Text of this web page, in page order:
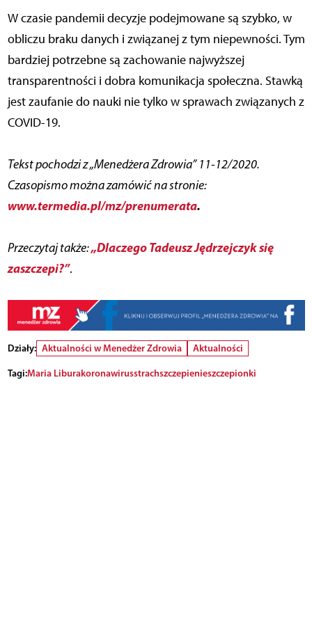
W czasie pandemii decyzje podejmowane są szybko, w
obliczu braku danych i związanej z tym niepewności. Tym
bardziej potrzebne są zachowanie najwyższej
transparentności i dobra komunikacja społeczna. Stawką
jest zaufanie do nauki nie tylko w sprawach związanych z
COVID-19.
Tekst pochodzi z „Menedżera Zdrowia” 11-12/2020.
Czasopismo można zamówić na stronie:
www.termedia.pl/mz/prenumerata.
Przeczytaj także:„Dlaczego Tadeusz Jędrzejczyk się
zaszczepi?”.
Działy: Aktualności w Menedżer Zdrowia
Aktualności
Tagi:Maria Liburakoronawirusstrachszczepienieszczepionki